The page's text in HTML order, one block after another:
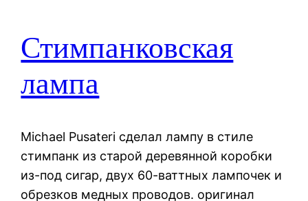
Стимпанковская
лампа
Michael Pusateri сделал лампу в стиле
стимпанк из старой деревянной коробки
из-под сигар, двух 60-ваттных лампочек и
обрезков медных проводов. оригинал